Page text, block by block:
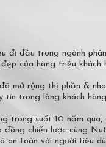
đi đầu trong ngành
đẹp của hàng triệu
mở rộng thị phần &
tín trong lòng khách hàng
trong suốt 10 năm
chiến lược cùng
an toàn với người tiêu